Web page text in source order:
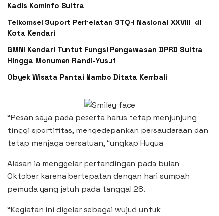
Kadis Kominfo Sultra
Telkomsel Suport Perhelatan STQH Nasional XXVIII di
Kota Kendari
GMNI Kendari Tuntut Fungsi Pengawasan DPRD Sultra
Hingga Monumen Randi-Yusuf ‎
Obyek Wisata Pantai Nambo Ditata Kembali
“Pesan saya pada peserta harus tetap menjunjung
tinggi sportifitas, mengedepankan persaudaraan dan
tetap menjaga persatuan, “ungkap Hugua
Alasan ia menggelar pertandingan pada bulan
Oktober karena bertepatan dengan hari sumpah
pemuda yang jatuh pada tanggal 28.
“Kegiatan ini digelar sebagai wujud untuk